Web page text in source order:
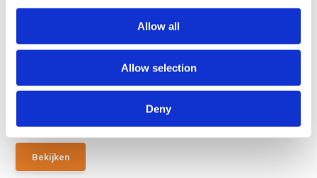
Allow all
Allow selection
Deny
UF PRO Urban Polo Shirt Chive
do, the incr...
€ 49,- € 32,50
Bekijken